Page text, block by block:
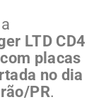
LTD CD4
placas
no dia
PR.